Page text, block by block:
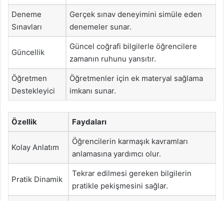
Deneme
Sınavları
Gerçek sınav deneyimini simüle eden
denemeler sunar.
Güncellik
Güncel coğrafi bilgilerle öğrencilere
zamanın ruhunu yansıtır.
Öğretmen
Destekleyici
Öğretmenler için ek materyal sağlama
imkanı sunar.
Özellik Faydaları
Kolay Anlatım
Öğrencilerin karmaşık kavramları
anlamasına yardımcı olur.
Pratik Dinamik
Tekrar edilmesi gereken bilgilerin
pratikle pekişmesini sağlar.